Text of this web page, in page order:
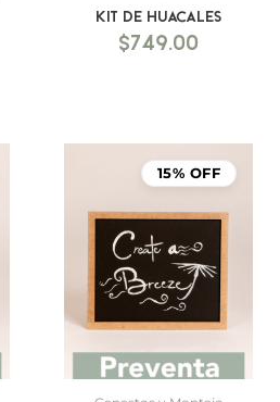
Kit de Huacales
$749.00
15% OFF